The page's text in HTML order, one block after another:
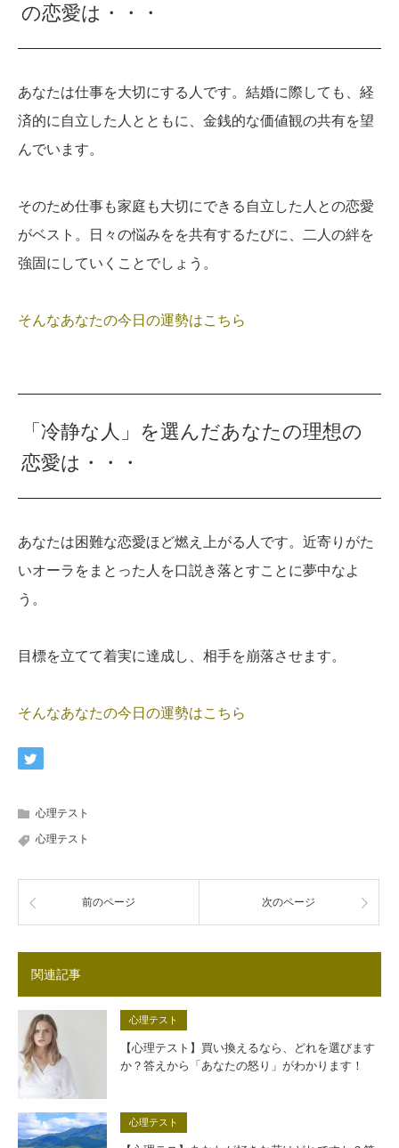
の恋愛は・・・
あなたは仕事を大切にする人です。結婚に際しても、経
済的に自立した人とともに、金銭的な価値観の共有を望
んでいます。
そのため仕事も家庭も大切にできる自立した人との恋愛
がベスト。日々の悩みをを共有するたびに、二人の絆を
強固にしていくことでしょう。
そんなあなたの今日の運勢はこちら
「冷静な人」を選んだあなたの理想の
恋愛は・・・
あなたは困難な恋愛ほど燃え上がる人です。近寄りがた
いオーラをまとった人を口説き落とすことに夢中なよ
う。
目標を立てて着実に達成し、相手を崩落させます。
そんなあなたの今日の運勢はこちら
心理テスト
心理テスト
前のページ 次のページ
関連記事
心理テスト
【心理テスト】買い換えるなら、どれを選びます
か？答えから「あなたの怒り」がわかります！
心理テスト